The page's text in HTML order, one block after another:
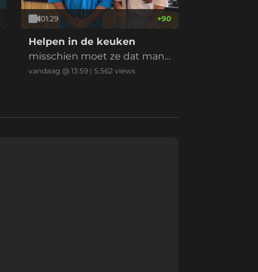
01:29 +90
Helpen in de keuken
misschien moet ze dat man
nenspeelgoed maar even in
vandaag @ 13:59 |5.562 views